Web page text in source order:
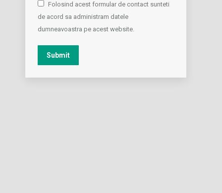
Folosind acest formular de contact sunteti
de acord sa administram datele
dumneavoastra pe acest website.
Submit